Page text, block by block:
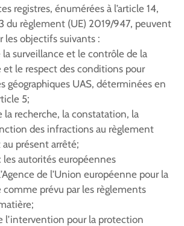
registres, énumérées à l’article 14,
du règlement (UE) 2019/947, peuvent
les objectifs suivants :
la surveillance et le contrôle de la
le respect des conditions pour
géographiques UAS, déterminées en
5;
la recherche, la constatation, la
des infractions au règlement
présent arrêté;
les autorités européennes
de l’Union européenne pour la
prévu par les règlements
l’intervention pour la protection